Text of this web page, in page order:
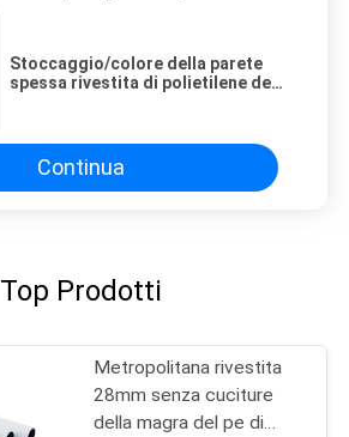
Stoccaggio/colore della parete
spessa rivestita di polietilene del
Continua
Top Prodotti
Metropolitana rivestita
28mm senza cuciture
della magra del pe di